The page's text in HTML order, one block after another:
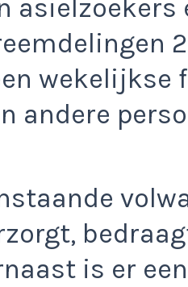
asielzoekers
wekelijkse
andere
is er